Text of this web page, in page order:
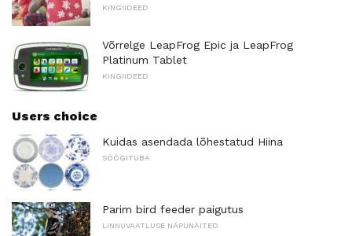
KINGIIDEED
Võrrelge LeapFrog Epic ja LeapFrog
Platinum Tablet
KINGIIDEED
Users choice
Kuidas asendada lõhestatud Hiina
SÖÖGITUBA
Parim bird feeder paigutus
LINNUVAATLUSE NÄPUNÄITED